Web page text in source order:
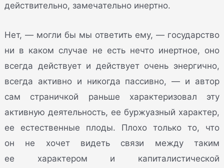
действительно, замечательно инертно.
Нет, — могли бы мы ответить ему, — государство
ни в каком случае не есть нечто инертное, оно
всегда действует и действует очень энергично,
всегда активно и никогда пассивно, — и автор
сам страничкой раньше характеризовал эту
активную деятельность, ее буржуазный характер,
ее естественные плоды. Плохо только то, что
он не хочет видеть связи между таким
ее характером и капиталистической